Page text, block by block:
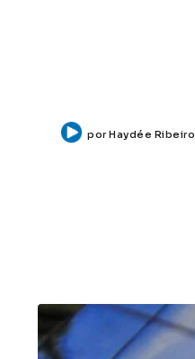
porHaydée Ribeiro